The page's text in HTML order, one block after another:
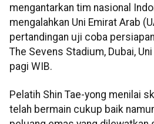
mengantarkan tim nasional
mengalahkan Uni Emirat Arab
pertandingan uji coba
The Sevens Stadium, Dubai,
pagi WIB.
Pelatih Shin Tae-yong menilai
telah bermain cukup baik